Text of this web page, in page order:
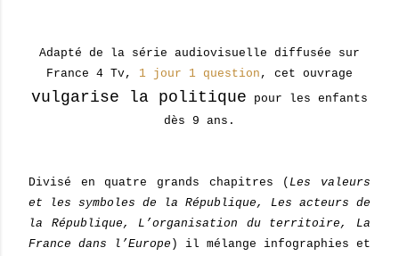
Adapté de la série audiovisuelle diffusée sur
France 4 Tv, 1 jour 1 question , cet ouvrage
vulgarise la politique pour les enfants
dès 9 ans.
Divisé en quatre grands chapitres ( Les valeurs
et les symboles de la République, Les acteurs de
la République, L’organisation du territoire, La
France dans l’Europe ) il mélange infographies et